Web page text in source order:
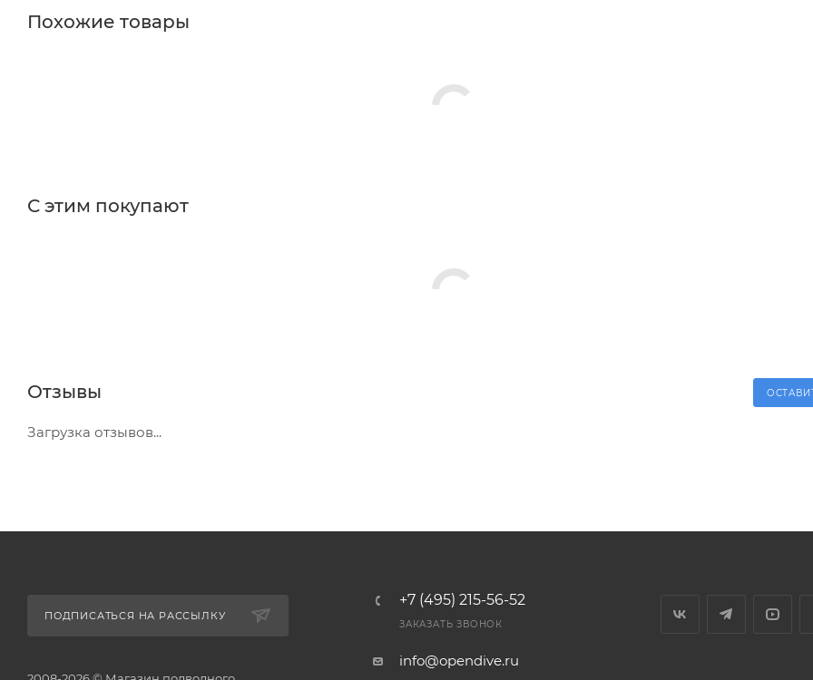
Похожие товары
С этим покупают
Отзывы
Загрузка отзывов...
ПОДПИСАТЬСЯ НА РАССЫЛКУ
+7 (495) 215-56-52
ЗАКАЗАТЬ ЗВОНОК
info@opendive.ru